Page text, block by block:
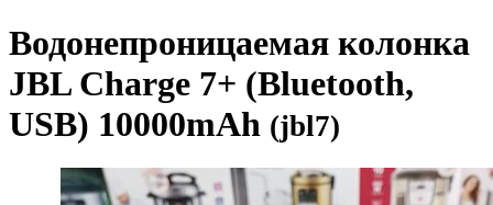
Водонепроницаемая колонка
JBL Charge 7+ (Bluetooth,
USB) 10000mAh (jbl7)